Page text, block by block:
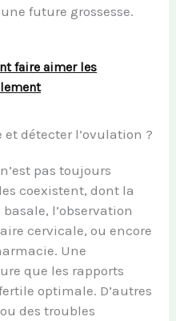
future grossesse.
faire aimer les
détecter l’ovulation ?
pas toujours
coexistent, dont la
l’observation
cervicale, ou encore
Une
que les rapports
optimale. D’autres
des troubles